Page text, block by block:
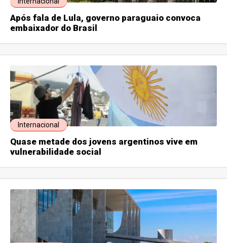
Após fala de Lula, governo paraguaio convoca
embaixador do Brasil
Internacional
Quase metade dos jovens argentinos vive em
vulnerabilidade social